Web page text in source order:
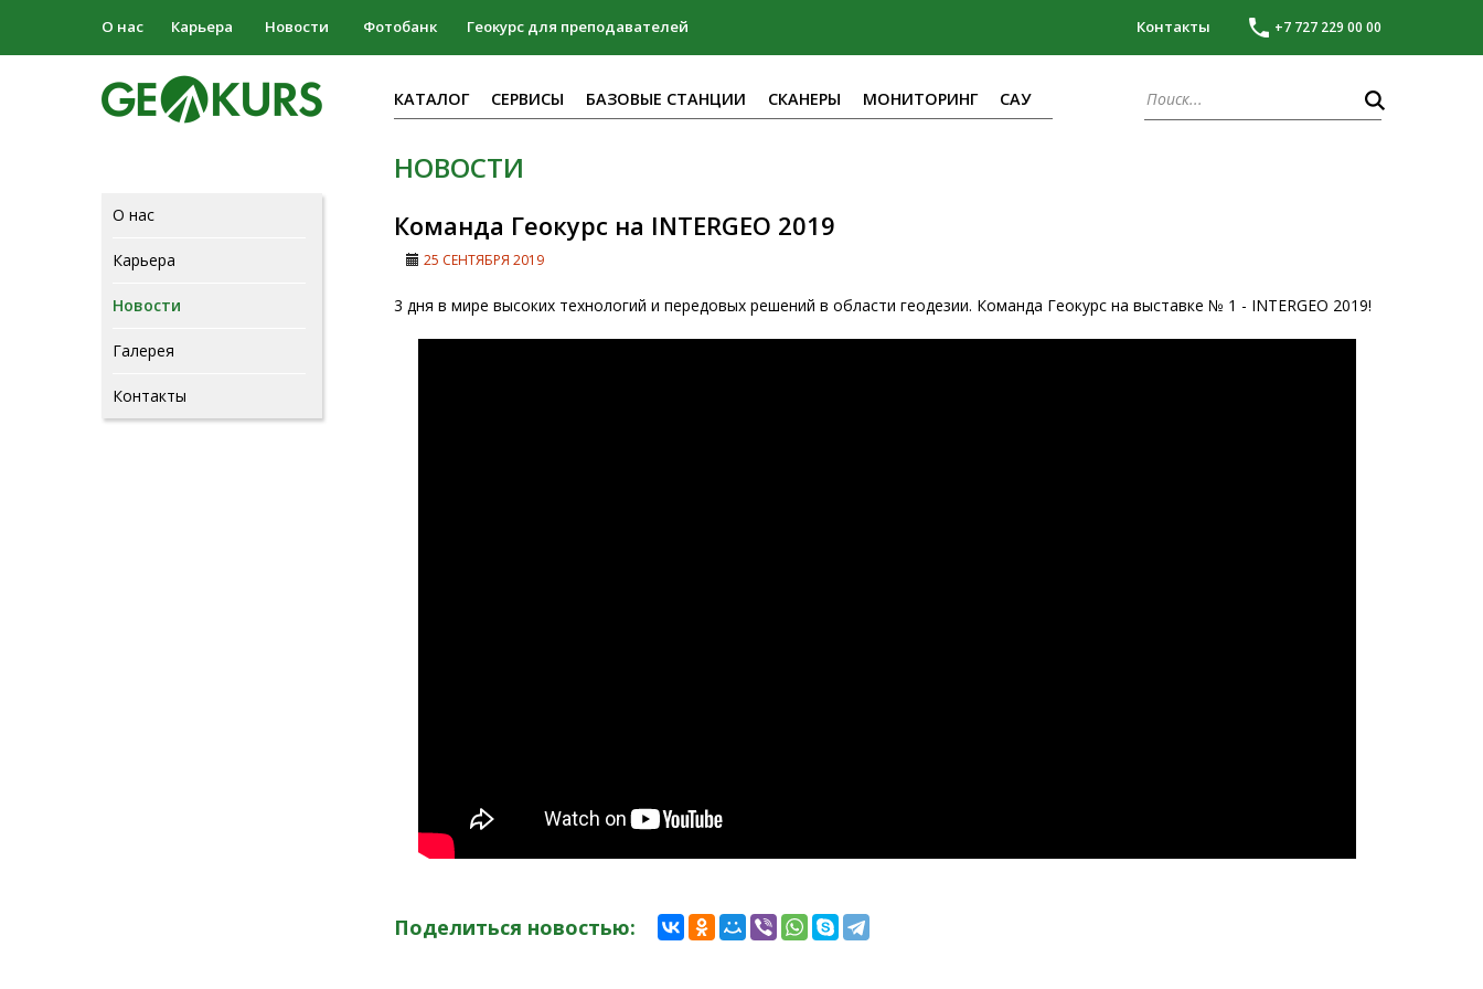
О нас Карьера Новости Фотобанк Геокурс для преподавателей +7 727 229 00 00
Контакты
КАТАЛОГ СЕРВИСЫ БАЗОВЫЕ СТАНЦИИ СКАНЕРЫ МОНИТОРИНГ САУ
НОВОСТИ
Команда Геокурс на INTERGEO 2019
25 СЕНТЯБРЯ 2019
3 дня в мире высоких технологий и передовых решений в области геодезии. Команда Геокурс на выставке № 1 - INTERGEO 2019!
Поделиться новостью:
О нас
Карьера
Новости
Галерея
Контакты